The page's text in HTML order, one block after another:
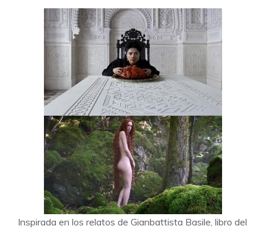
Inspirada en los relatos de Gianbattista Basile, libro del